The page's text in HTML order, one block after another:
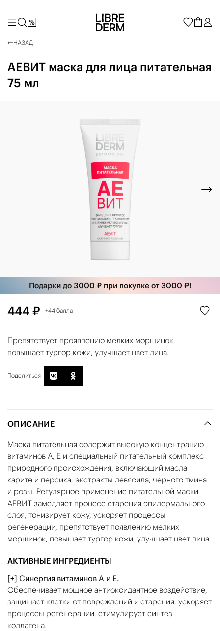
НАЗАД
АЕВИТ маска для лица питательная
75 мл
Подарки до 3000 ₽ при покупке от 3000 ₽!
Препятствует проявлению мелких морщинок,
повышает тургор кожи, улучшает цвет лица.
+44 балла
444 ₽
Поделиться
ОПИСАНИЕ
Маска питательная содержит высокую концентрацию
витаминов А, Е и специальный питательный комплекс
природного происхождения, включающий масла
карите и персика, экстракты девясила, черного тмина
и розы. Регулярное применение питательной маски
АЕВИТ замедляет процесс старения эпидермального
слоя, тонизирует кожу, ускоряет процессы
регенерации, препятствует появлению мелких
морщинок, повышает тургор кожи, улучшает цвет лица.
АКТИВНЫЕ ИНГРЕДИЕНТЫ
[+] Синергия витаминов А и Е.
Обеспечивает мощное антиоксидантное воздействие,
защищает клетки от повреждений и старения, ускоряет
процессы регенерации, стимулирует синтез
коллагена.